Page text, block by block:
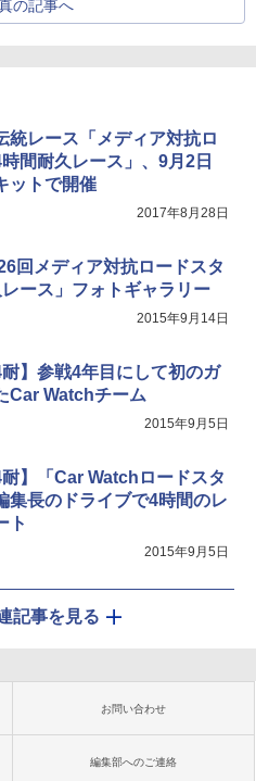
の記事へ
統レース「メディア対抗ロ
間耐久レース」、9月2日
ットで開催
2017年8月28日
回メディア対抗ロードスタ
ース」フォトギャラリー
2015年9月14日
耐】参戦4年目にして初のガ
Car Watchチーム
2015年9月5日
耐】「Car Watchロードスタ
集長のドライブで4時間のレ
ト
2015年9月5日
記事を見る
お問い合わせ
編集部へのご連絡